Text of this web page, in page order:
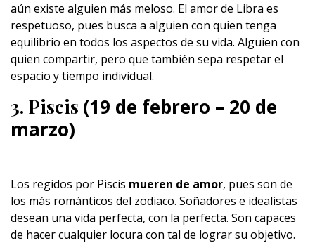
aún existe alguien más meloso. El amor de Libra es
respetuoso, pues busca a alguien con quien tenga
equilibrio en todos los aspectos de su vida. Alguien con
quien compartir, pero que también sepa respetar el
espacio y tiempo individual.
3. Piscis (19 de febrero – 20 de
marzo)
Los regidos por Piscis mueren de amor, pues son de
los más románticos del zodiaco. Soñadores e idealistas
desean una vida perfecta, con la perfecta. Son capaces
de hacer cualquier locura con tal de lograr su objetivo.